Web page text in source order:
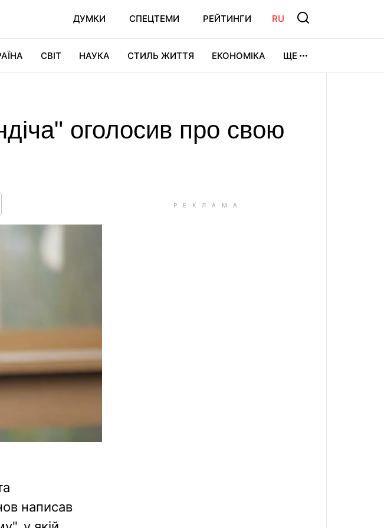
ДУМКИ СПЕЦТЕМИ РЕЙТИНГИ RU
СВІТ НАУКА СТИЛЬ ЖИТТЯ ЕКОНОМІКА ЩЕ
оголосив про свою
написав